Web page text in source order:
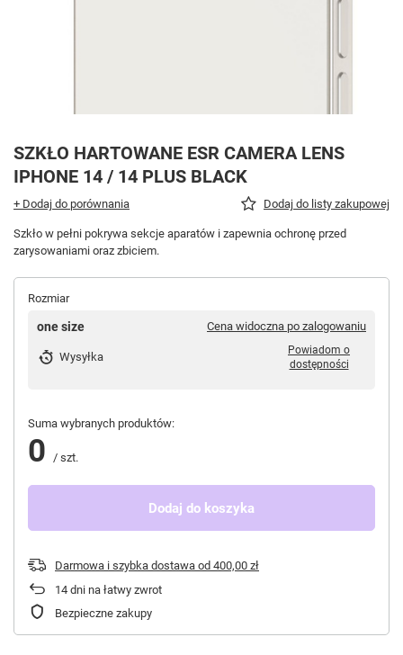
SZKŁO HARTOWANE ESR CAMERA LENS
IPHONE 14 / 14 PLUS BLACK
+ Dodaj do porównania Dodaj do listy zakupowej
Szkło w pełni pokrywa sekcje aparatów i zapewnia ochronę przed
zarysowaniami oraz zbiciem.
Rozmiar
one size Cena widoczna po zalogowaniu
Wysyłka
Powiadom o
dostępności
Suma wybranych produktów:
0 / szt.
Dodaj do koszyka
Darmowa i szybka dostawa od 400,00 zł
14 dni na łatwy zwrot
Bezpieczne zakupy